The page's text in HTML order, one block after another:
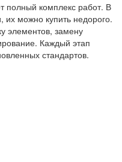
полный комплекс работ. В
их можно купить недорого.
элементов, замену
Каждый этап
стандартов.